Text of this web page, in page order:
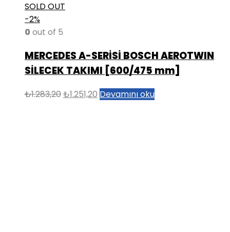
SOLD OUT
-2%
0 out of 5
MERCEDES A-SERİSİ BOSCH AEROTWIN
SİLECEK TAKIMI [600/475 mm]
₺1.283,20Orijinal
₺1.251,20 Şu
Devamını oku